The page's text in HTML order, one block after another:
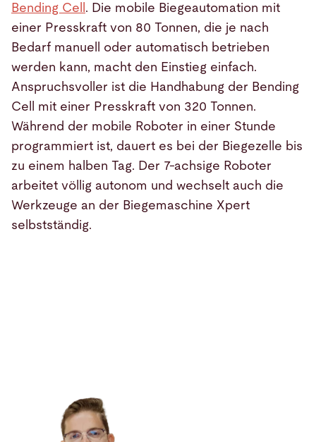
Bending Cell . Die mobile Biegeautomation mit
einer Presskraft von 80 Tonnen, die je nach
Bedarf manuell oder automatisch betrieben
werden kann, macht den Einstieg einfach.
Anspruchsvoller ist die Handhabung der Bending
Cell mit einer Presskraft von 320 Tonnen.
Während der mobile Roboter in einer Stunde
programmiert ist, dauert es bei der Biegezelle bis
zu einem halben Tag. Der 7-achsige Roboter
arbeitet völlig autonom und wechselt auch die
Werkzeuge an der Biegemaschine Xpert
selbstständig.